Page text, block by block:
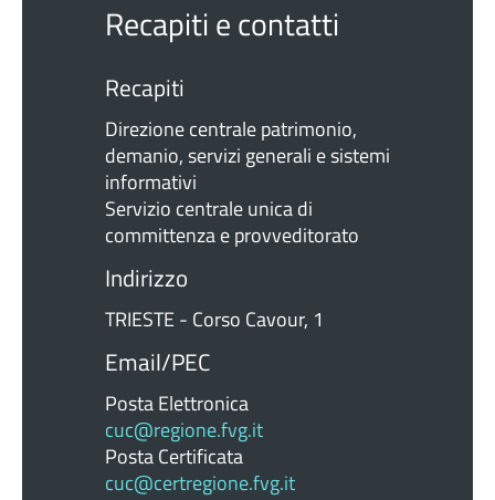
Recapiti e contatti
Recapiti
Direzione centrale patrimonio,
demanio, servizi generali e sistemi
informativi
Servizio centrale unica di
committenza e provveditorato
Indirizzo
TRIESTE - Corso Cavour, 1
Email/PEC
Posta Elettronica
cuc@regione.fvg.it
Posta Certificata
cuc@certregione.fvg.it